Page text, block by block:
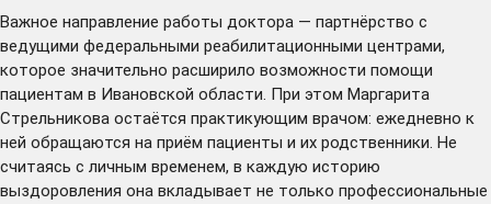
Важное направление работы доктора — партнёрство с
ведущими федеральными реабилитационными центрами,
которое значительно расширило возможности помощи
пациентам в Ивановской области. При этом Маргарита
Стрельникова остаётся практикующим врачом: ежедневно к
ней обращаются на приём пациенты и их родственники. Не
считаясь с личным временем, в каждую историю
выздоровления она вкладывает не только профессиональные